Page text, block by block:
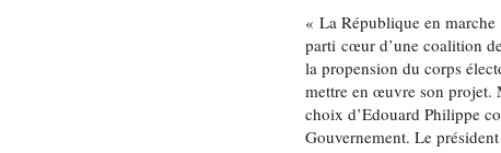
« La République en
parti cœur d’une coalition
la propension du corps
mettre en œuvre son projet.
choix d’Edouard Philippe
Gouvernement. Le